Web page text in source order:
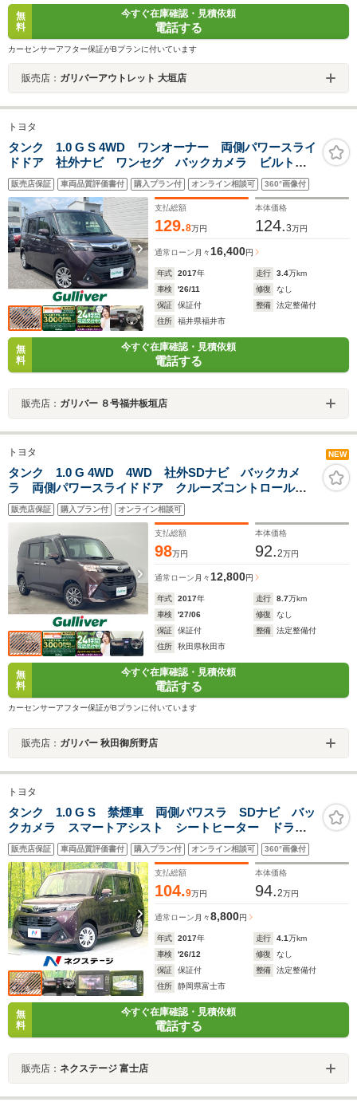
無
料
今すぐ在庫確認・見積依頼
電話する
カーセンサーアフター保証がBプランに付いています
販売店： ガリバーアウトレット 大垣店
トヨタ
タンク 1.0 G S 4WD ワンオーナー 両側パワースライ
ドドア 社外ナビ ワンセグ バックカメラ ビルトイ
ンETC プリクラッシュセーフティ 前後ドライブレコ
ーダー LEDライト LEDフォグ クルコン スマート
キー
販売店保証 車両品質評価書付 購入プラン付 オンライン相談可 360°画像付
支払総額
129.8万円
本体価格
124.3万円
通常ローン 月々 16,400円
年式 2017年 走行 3.4万km
車検
'26/11 修復
なし
保証
保証付 整備
法定整備付
住所
福井県福井市
無
料
今すぐ在庫確認・見積依頼
電話する
販売店： ガリバー ８号福井板垣店
トヨタ NEW
タンク 1.0 G 4WD 4WD 社外SDナビ バックカメ
ラ 両側パワースライドドア クルーズコントロール
オートライト 社外14インチアルミホイール ステアリ
ングスイッチ アイドリングストップ 電動格納ミラ
ー ETC
販売店保証 購入プラン付 オンライン相談可
支払総額
98万円
本体価格
92.2万円
通常ローン 月々 12,800円
年式 2017年 走行 8.7万km
車検
'27/06 修復
なし
保証
保証付 整備
法定整備付
住所
秋田県秋田市
無
料
今すぐ在庫確認・見積依頼
電話する
カーセンサーアフター保証がBプランに付いています
販売店： ガリバー 秋田御所野店
トヨタ
タンク 1.0 G S 禁煙車 両側パワスラ SDナビ バッ
クカメラ スマートアシスト シートヒーター ドラレ
コ スマートキー LEDヘッド ETC クルコン オー
トライト オートエアコン ロールサンシェード シー
トリフター
販売店保証 車両品質評価書付 購入プラン付 オンライン相談可 360°画像付
支払総額
104.9万円
本体価格
94.2万円
通常ローン 月々8,800円
年式 2017年 走行 4.1万km
車検
'26/12 修復
なし
保証
保証付 整備
法定整備付
住所
静岡県富士市
無
料
今すぐ在庫確認・見積依頼
電話する
販売店： ネクステージ 富士店